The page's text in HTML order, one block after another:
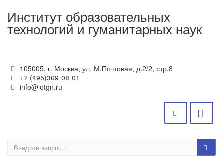
Институт образовательных
технологий и гуманитарных наук
105005, г. Москва, ул. М.Почтовая, д.2/2, стр.8
+7 (495)369-08-01
info@iotgn.ru